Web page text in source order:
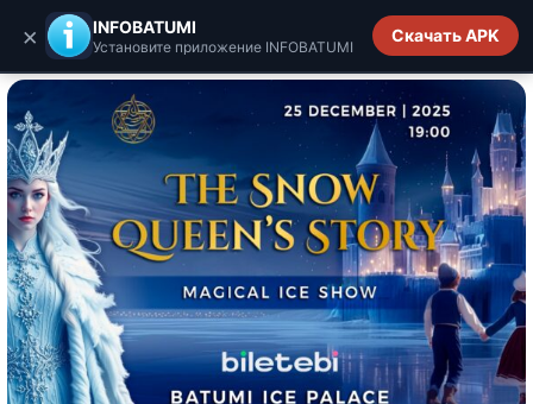
INFOBATUMI.GE
× INFOBATUMI
Установите приложение INFOBATUMI
Скачать APK